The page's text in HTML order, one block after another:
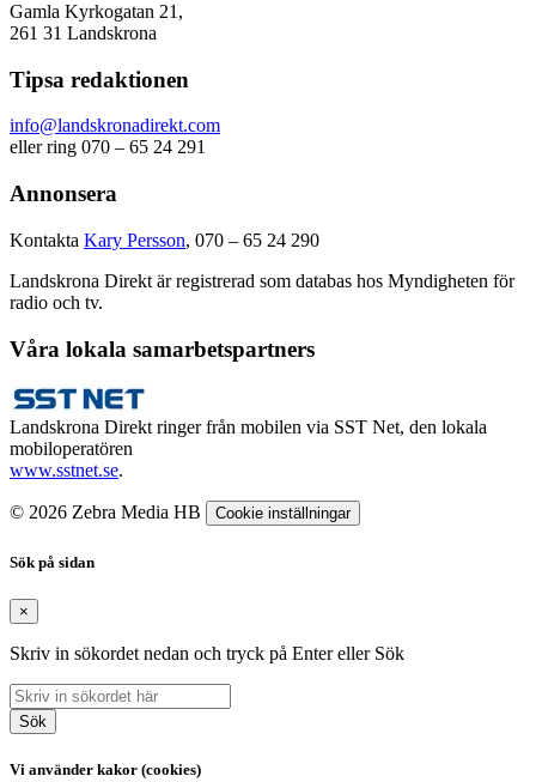
Gamla Kyrkogatan 21,
261 31 Landskrona
Tipsa redaktionen
info@landskronadirekt.com
eller ring 070 – 65 24 291
Annonsera
Kontakta Kary Persson, 070 – 65 24 290
Landskrona Direkt är registrerad som databas hos Myndigheten för
radio och tv.
Våra lokala samarbetspartners
Landskrona Direkt ringer från mobilen via SST Net, den lokala
mobiloperatören
www.sstnet.se.
© 2026 Zebra Media HB Cookie inställningar
Sök på sidan
×
Skriv in sökordet nedan och tryck på Enter eller Sök
Sök
Vi använder kakor (cookies)